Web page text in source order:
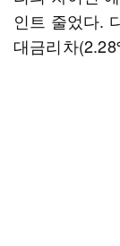
인트 줄었다.
대금리차